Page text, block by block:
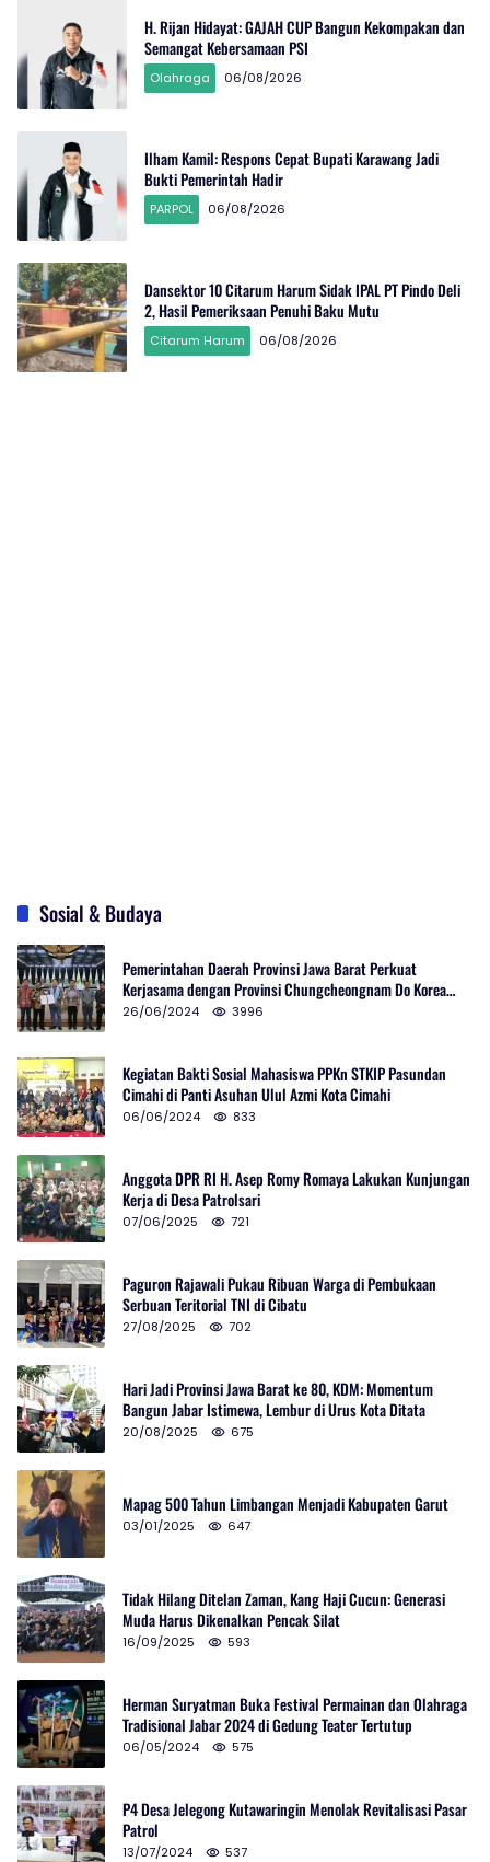
H. Rijan Hidayat: GAJAH CUP Bangun Kekompakan dan
Semangat Kebersamaan PSI
Olahraga 06/08/2026
Ilham Kamil: Respons Cepat Bupati Karawang Jadi
Bukti Pemerintah Hadir
PARPOL 06/08/2026
Dansektor 10 Citarum Harum Sidak IPAL PT Pindo Deli
2, Hasil Pemeriksaan Penuhi Baku Mutu
Citarum Harum 06/08/2026
Sosial & Budaya
Pemerintahan Daerah Provinsi Jawa Barat Perkuat
Kerjasama dengan Provinsi Chungcheongnam Do Korea
Selatan
26/06/2024 3996
Kegiatan Bakti Sosial Mahasiswa PPKn STKIP Pasundan
Cimahi di Panti Asuhan Ulul Azmi Kota Cimahi
06/06/2024 833
Anggota DPR RI H. Asep Romy Romaya Lakukan Kunjungan
Kerja di Desa Patrolsari
07/06/2025 721
Paguron Rajawali Pukau Ribuan Warga di Pembukaan
Serbuan Teritorial TNI di Cibatu
27/08/2025 702
Hari Jadi Provinsi Jawa Barat ke 80, KDM: Momentum
Bangun Jabar Istimewa, Lembur di Urus Kota Ditata
20/08/2025 675
Mapag 500 Tahun Limbangan Menjadi Kabupaten Garut
03/01/2025 647
Tidak Hilang Ditelan Zaman, Kang Haji Cucun: Generasi
Muda Harus Dikenalkan Pencak Silat
16/09/2025 593
Herman Suryatman Buka Festival Permainan dan Olahraga
Tradisional Jabar 2024 di Gedung Teater Tertutup
06/05/2024 575
P4 Desa Jelegong Kutawaringin Menolak Revitalisasi Pasar
Patrol
13/07/2024 537